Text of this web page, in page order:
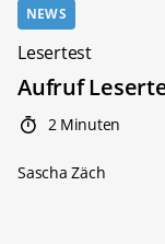
NEWS
Lesertest
Aufruf
2 Minuten
Sascha Zäch